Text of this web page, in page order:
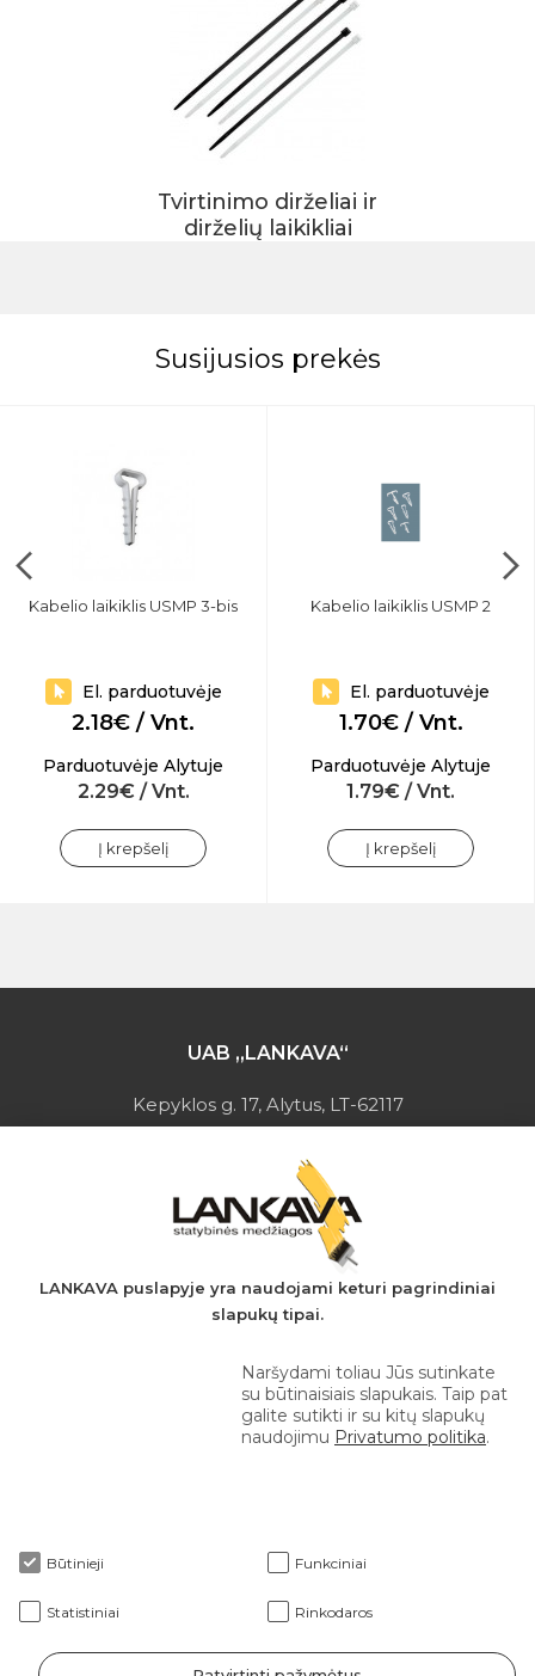
Tvirtinimo dirželiai ir
dirželių laikikliai
Susijusios prekės
Kabelio laikiklis USMP 3-bis
El. parduotuvėje
2.18€ / Vnt.
Parduotuvėje Alytuje
2.29€ / Vnt.
Į krepšelį
Kabelio laikiklis USMP 2
El. parduotuvėje
1.70€ / Vnt.
Parduotuvėje Alytuje
1.79€ / Vnt.
Į krepšelį
UAB „LANKAVA“
Kepyklos g. 17, Alytus, LT-62117
Įmonės kodas: 149728275
PVM mokėtojo kodas: LT497282716
A.s.: LT037044060001923651
AB SEB bankas
+370 610 42 222
Apie mus
Klientams
LANKAVA puslapyje yra naudojami keturi pagrindiniai
slapukų tipai.
Naršydami toliau Jūs sutinkate
su būtinaisiais slapukais. Taip pat
galite sutikti ir su kitų slapukų
naudojimu Privatumo politika.
Būtinieji Funkciniai
Statistiniai Rinkodaros